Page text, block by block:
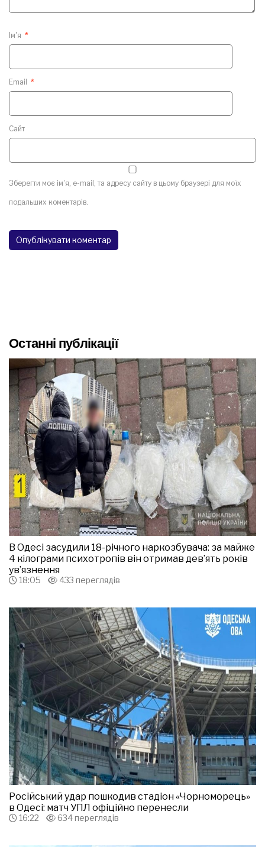
Ім'я *
Email *
Сайт
Зберегти моє ім'я, e-mail, та адресу сайту в цьому браузері для моїх
подальших коментарів.
Останні публікації
В Одесі засудили 18-річного наркозбувача: за майже
4 кілограми психотропів він отримав дев’ять років
ув’язнення
18:05 433 переглядів
Російський удар пошкодив стадіон «Чорноморець»
в Одесі: матч УПЛ офіційно перенесли
16:22 634 переглядів